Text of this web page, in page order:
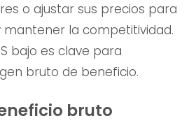
o ajustar sus precios para
mantener la competitividad.
bajo es clave para
bruto de beneficio.
bruto